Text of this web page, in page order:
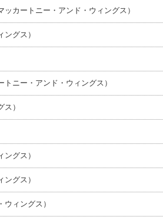
カートニー・アンド・ウィングス）
グス）
ニー・アンド・ウィングス）
）
グス）
グス）
ィングス）